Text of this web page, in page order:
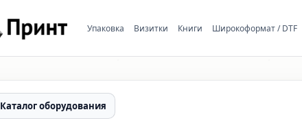
Упаковка Визитки Книги Широкоформат / DTF
Каталог оборудования